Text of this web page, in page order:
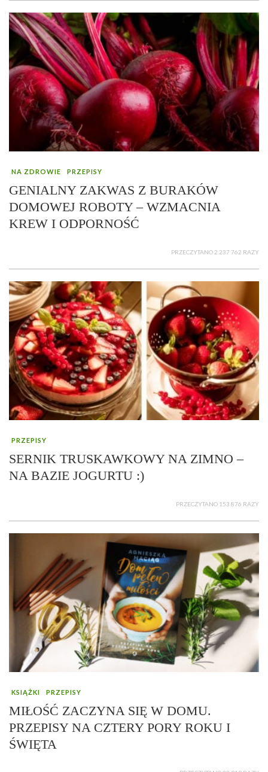
NA ZDROWIE PRZEPISY
GENIALNY ZAKWAS Z BURAKÓW
DOMOWEJ ROBOTY – WZMACNIA
KREW I ODPORNOŚĆ
PRZECZYTANO 2 237 762 RAZY
PRZEPISY
SERNIK TRUSKAWKOWY NA ZIMNO –
NA BAZIE JOGURTU :)
PRZECZYTANO 153 876 RAZY
KSIĄŻKI PRZEPISY
MIŁOŚĆ ZACZYNA SIĘ W DOMU.
PRZEPISY NA CZTERY PORY ROKU I
ŚWIĘTA